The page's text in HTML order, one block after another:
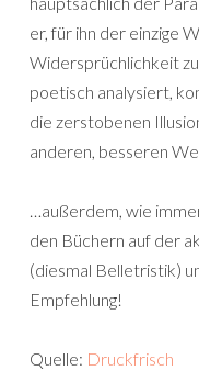
er, für ihn der einzige
Widersprüchlichkeit
poetisch analysiert,
die zerstobenen
anderen, besseren
…außerdem, wie
den Büchern auf der
(diesmal Belletristik)
Empfehlung!
Quelle: Druckfrisch